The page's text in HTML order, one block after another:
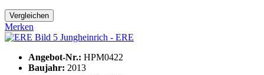
Vergleichen
Merken
Jungheinrich - ERE
Angebot-Nr.: HPM0422
Baujahr: 2013